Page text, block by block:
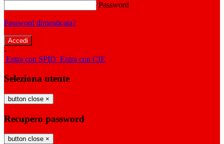
Password
Password dimenticata?
-
Entra con SPID Entra con CIE
Seleziona utente
button close ×
Recupero password
button close ×